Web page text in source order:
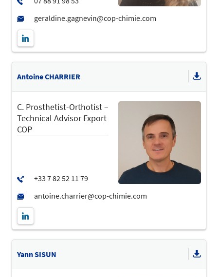
Antoine CHARRIER
C. Prosthetist-Orthotist –
Technical Advisor Export
COP
Yann SISUN